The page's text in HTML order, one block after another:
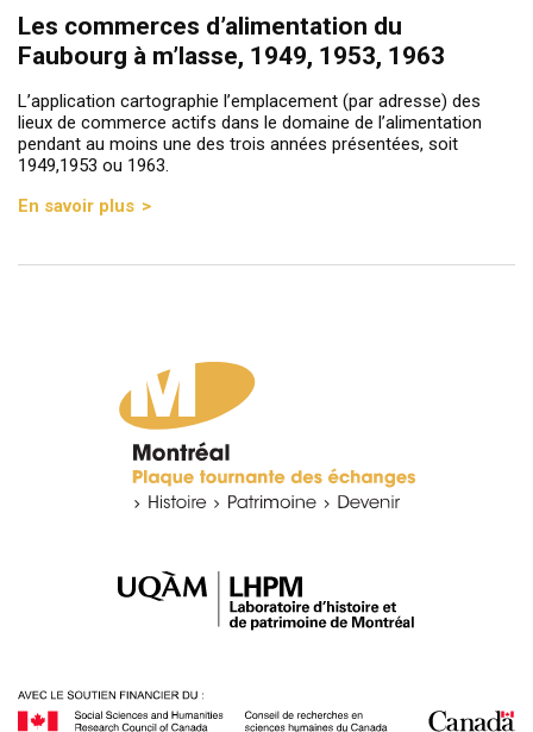
Les commerces d’alimentation du
Faubourg à m’lasse, 1949, 1953, 1963
L’application cartographie l’emplacement (par adresse) des
lieux de commerce actifs dans le domaine de l’alimentation
pendant au moins une des trois années présentées, soit
1949,1953 ou 1963.
En savoir plus